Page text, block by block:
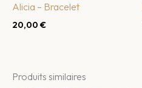
Alicia – Bracelet
20,00 €
Produits similaires